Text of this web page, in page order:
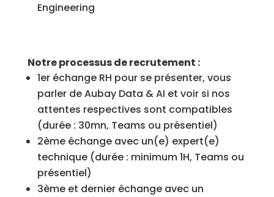
Engineering
Notre processus de recrutement :
1er échange RH pour se présenter, vous
parler de Aubay Data & AI et voir si nos
attentes respectives sont compatibles
(durée : 30mn, Teams ou présentiel)
2ème échange avec un(e) expert(e)
technique (durée : minimum 1H, Teams ou
présentiel)
3ème et dernier échange avec un